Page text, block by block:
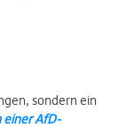
sondern ein
einer AfD-